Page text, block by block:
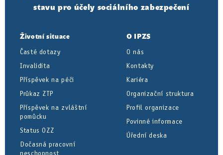
stavu pro účely sociálního zabezpečení
Životní situace
Časté dotazy
Invalidita
Příspěvek na péči
Průkaz ZTP
Příspěvek na zvláštní
pomůcku
Status OZZ
Dočasná pracovní
neschopnost
O IPZS
O nás
Kontakty
Kariéra
Organizační struktura
Profil organizace
Povinné informace
Úřední deska